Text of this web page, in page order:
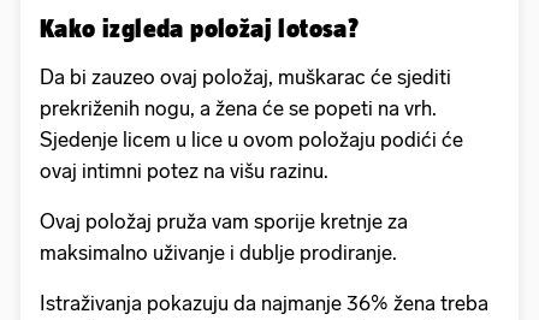
Kako izgleda položaj lotosa?
Da bi zauzeo ovaj položaj, muškarac će sjediti
prekriženih nogu, a žena će se popeti na vrh.
Sjedenje licem u lice u ovom položaju podići će
ovaj intimni potez na višu razinu.
Ovaj položaj pruža vam sporije kretnje za
maksimalno uživanje i dublje prodiranje.
Istraživanja pokazuju da najmanje 36% žena treba